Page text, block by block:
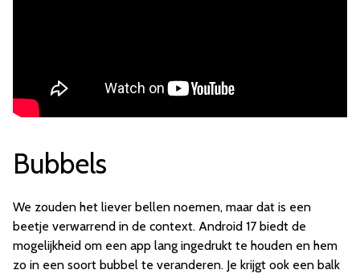
Bubbels
We zouden het liever bellen noemen, maar dat is een
beetje verwarrend in de context. Android 17 biedt de
mogelijkheid om een app lang ingedrukt te houden en hem
zo in een soort bubbel te veranderen. Je krijgt ook een balk